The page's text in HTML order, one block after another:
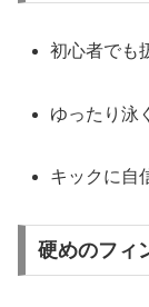
初心者でも
ゆったり泳
キックに自
硬めのフィ